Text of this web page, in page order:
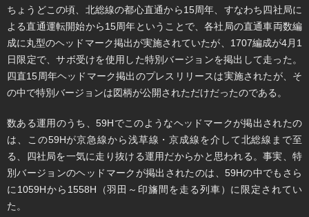
ちょうどこの頃、北総線の都心直通から15周年、すなわち四社局に
よる直通運転開始から15周年ということで、各社局の直通車両数編
成に丸型のヘッドマーク掲出が実施されていたが、1707編成が4月1
日限定で、サボ受けを使用した特別バージョンを掲出して走った。
四直15周年ヘッドマーク掲出のプレスリリースは実施されたが、そ
の中で特別バージョンは図柄が公開されただけだったのである。
数ある運用のうち、59Hでこのようなヘッドマークが掲出されたの
は、この59Hが京急線から浅草線・京成線を介して北総線まで至
る、四社局を一気に走り抜ける運用だからかと思われる。事実、特
別バージョンのヘッドマークが掲出されたのは、59Hの中でもさら
に1059Hから1558H（羽田～印旛間を走る列車）に限定されてい
た。